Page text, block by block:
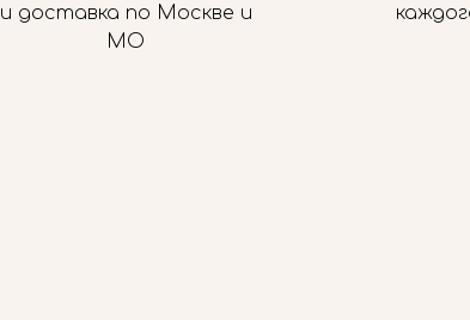
и доставка по Москве и
МО